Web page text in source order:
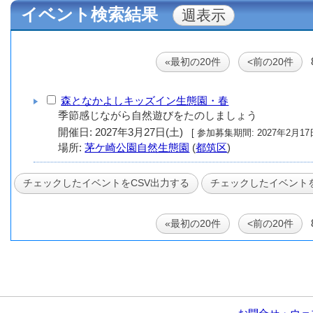
イベント検索結果
«最初の20件 <前の20件
森となかよしキッズイン生態園・春
季節感じながら自然遊びをたのしましょう
[ 参加募集期間:
場所:茅ケ崎公園自然生態園 (都筑区)
«最初の20件 <前の20件